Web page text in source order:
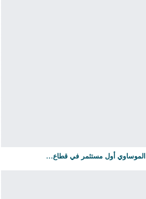
أول مستثمر في قطاع…